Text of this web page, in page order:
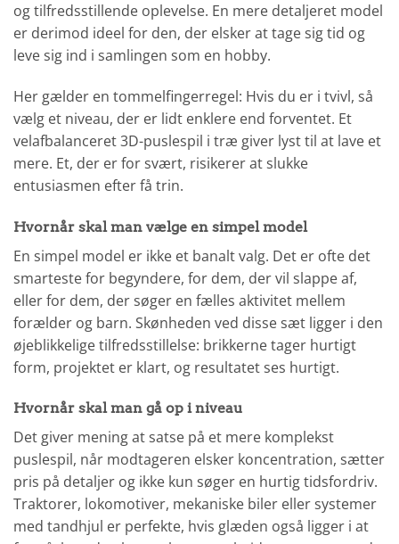
og tilfredsstillende oplevelse. En mere detaljeret model
er derimod ideel for den, der elsker at tage sig tid og
leve sig ind i samlingen som en hobby.
Her gælder en tommelfingerregel: Hvis du er i tvivl, så
vælg et niveau, der er lidt enklere end forventet. Et
velafbalanceret 3D-puslespil i træ giver lyst til at lave et
mere. Et, der er for svært, risikerer at slukke
entusiasmen efter få trin.
Hvornår skal man vælge en simpel model
En simpel model er ikke et banalt valg. Det er ofte det
smarteste for begyndere, for dem, der vil slappe af,
eller for dem, der søger en fælles aktivitet mellem
forælder og barn. Skønheden ved disse sæt ligger i den
øjeblikkelige tilfredsstillelse: brikkerne tager hurtigt
form, projektet er klart, og resultatet ses hurtigt.
Hvornår skal man gå op i niveau
Det giver mening at satse på et mere komplekst
puslespil, når modtageren elsker koncentration, sætter
pris på detaljer og ikke kun søger en hurtig tidsfordriv.
Traktorer, lokomotiver, mekaniske biler eller systemer
med tandhjul er perfekte, hvis glæden også ligger i at